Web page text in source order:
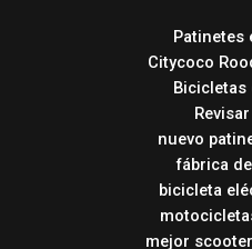
Patinetes
Citycoco
nuevo
fábrica
bicicleta
mejor